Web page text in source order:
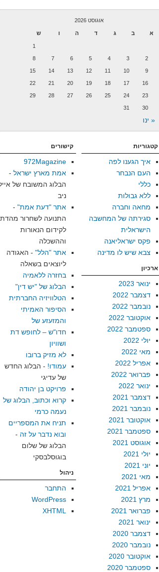
אוגוסט 2026
א ב ג ד ה ו ש
1
2
3
4
5
6
7
8
9
10
11
12
13
14
15
16
17
18
19
20
21
22
23
24
25
26
27
28
29
30
31
« ינו
קטגוריות
איך הגענו לפה
העם הנבחר
כללי
ללא גבולות
מחאה וחברה
סגירתה של המחשבה
הישראלית
פקס ישראליאנה
צבא שיש לו מדינה
ארכיון
ינואר 2023
דצמבר 2022
נובמבר 2022
אוקטובר 2022
ספטמבר 2022
יולי 2022
מאי 2022
אפריל 2022
פברואר 2022
ינואר 2022
דצמבר 2021
נובמבר 2021
אוקטובר 2021
ספטמבר 2021
אוגוסט 2021
יולי 2021
יוני 2021
מאי 2021
אפריל 2021
מרץ 2021
פברואר 2021
ינואר 2021
דצמבר 2020
נובמבר 2020
אוקטובר 2020
ספטמבר 2020
קישורים
972Magazine
אמת מארץ ישראל -
הבלוג המשובח של
ניב
אתר "דעת אמת" -
התנועה לשחרור מהדת,
לקידום הנאורות
וההשכלה
אתר "הלל" - האגודה
ליוצאים בשאלה
בחזרה ללאמיה
הבלוג של "יש דין"
הטלוויזיה החברתית
הסיפור האמיתי
והמזעזע של
חדו"ש – לחופש דת
ושוויון
לא מזיק ברובו
עמודו! - הבלוג החדש
של עדיגי
פרויקט בן יהודה
קרוא וכתוב, הבלוג של
נעמה כרמי
תניח את המספריים
ובוא נדבר על זה -
הבלוג של שלום
בוגוסלבסקי
ניהול
התחבר
WordPress
XHTML